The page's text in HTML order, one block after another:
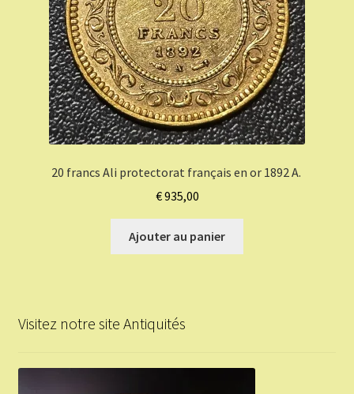
20 francs Ali protectorat français en or 1892 A.
€935,00
Ajouter au panier
Visitez notre site Antiquités